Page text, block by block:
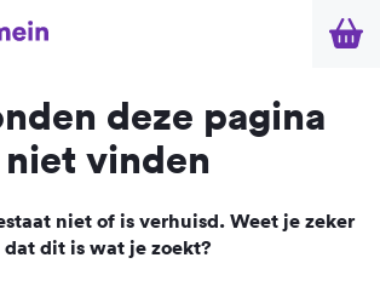
deze pagina
niet vinden
niet of is verhuisd. Weet je zeker
dat dit is wat je zoekt?